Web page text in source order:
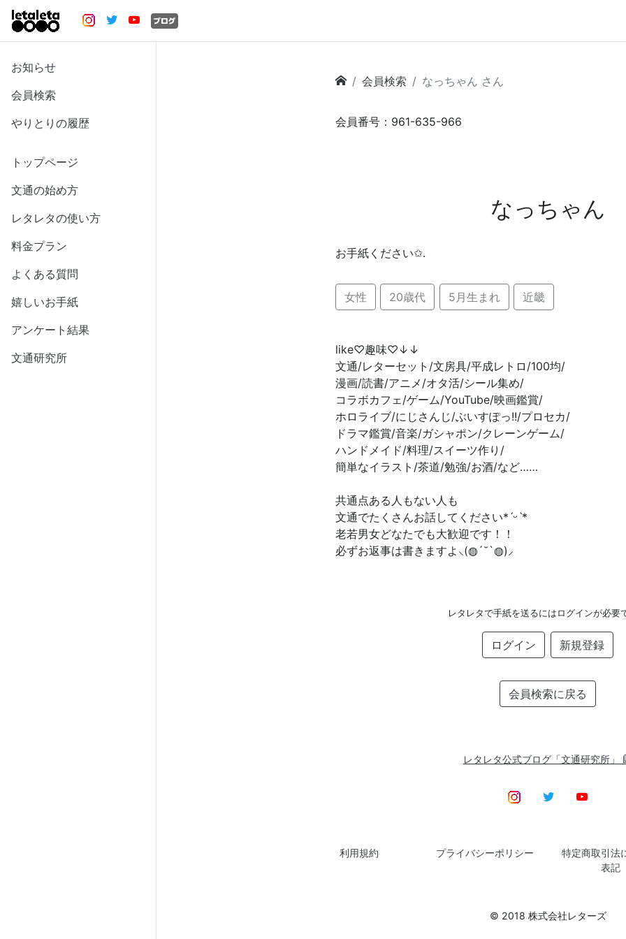
お知らせ
会員検索
やりとりの履歴
トップページ
文通の始め方
レタレタの使い方
料金プラン
よくある質問
嬉しいお手紙
アンケート結果
文通研究所
会員検索 なっちゃん さん
会員番号：961-635-966
なっちゃん
お手紙ください✩.
女性 20歳代 5月生まれ 近畿
like♡趣味♡↓↓
文通/レターセット/文房具/平成レトロ/100均/
漫画/読書/アニメ/オタ活/シール集め/
コラボカフェ/ゲーム/YouTube/映画鑑賞/
ホロライブ/にじさんじ/ぶいすぽっ!!/プロセカ/
ドラマ鑑賞/音楽/ガシャポン/クレーンゲーム/
ハンドメイド/料理/スイーツ作り/
簡単なイラスト/茶道/勉強/お酒/など……
共通点ある人もない人も
文通でたくさんお話してください*ˊᵕˋ*
老若男女どなたでも大歓迎です！！
必ずお返事は書きますよ⸜(◍´˘`◍)⸝
レタレタで手紙を送るにはログインが必要
ログイン 新規登録
会員検索に戻る
レタレタ公式ブログ「文通研究所」
利用規約 プライバシーポリシー
特定商取引法
表記
© 2018 株式会社レターズ